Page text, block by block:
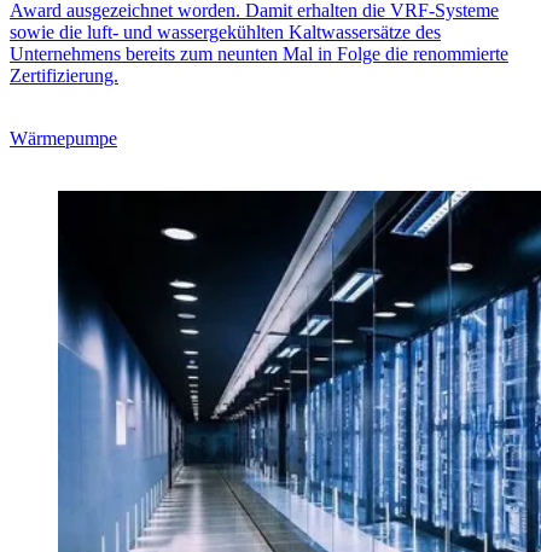
Award ausgezeichnet worden. Damit erhalten die VRF-Systeme
sowie die luft- und wassergekühlten Kaltwassersätze des
Unternehmens bereits zum neunten Mal in Folge die renommierte
Zertifizierung.
Wärmepumpe